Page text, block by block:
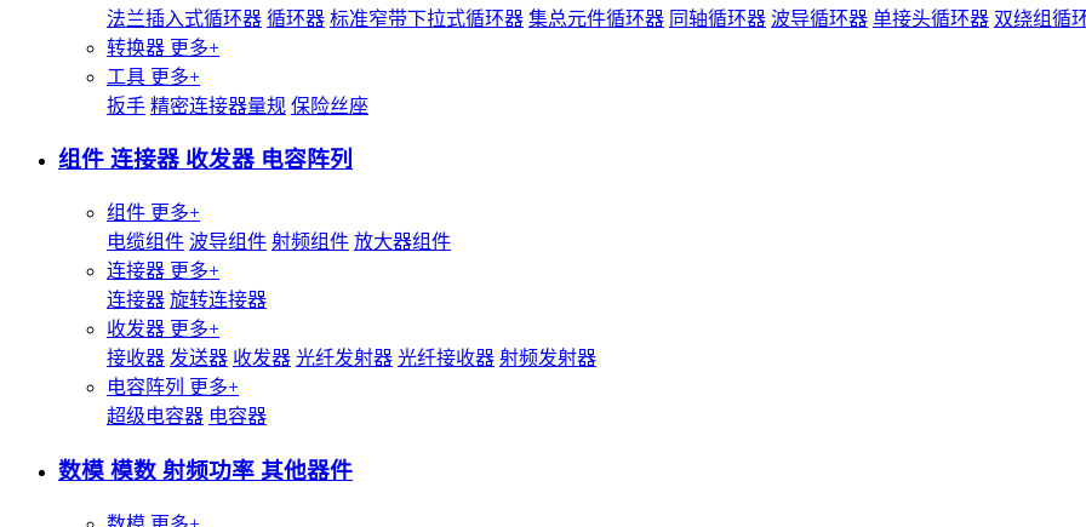
法兰插入式循环器 循环器 标准窄带下拉式循环器 集总元件循环器 同轴循环器 波导循环器 单接头循环器 双绕组循
转换器 更多+
工具 更多+
扳手 精密连接器量规 保险丝座
组件 连接器 收发器 电容阵列
组件 更多+
电缆组件 波导组件 射频组件 放大器组件
连接器 更多+
连接器 旋转连接器
收发器 更多+
接收器 发送器 收发器 光纤发射器 光纤接收器 射频发射器
电容阵列 更多+
超级电容器 电容器
数模 模数 射频功率 其他器件